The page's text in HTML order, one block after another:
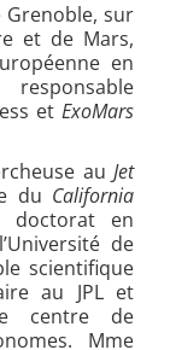
Grenoble, sur
et de Mars,
en
et ExoMars
au Jet
du California
en
de
scientifique
au JPL et
centre de
Mme